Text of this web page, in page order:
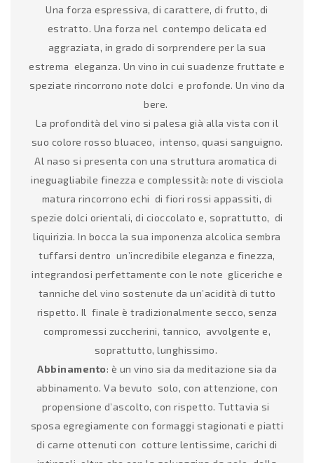
Una forza espressiva, di carattere, di frutto, di
estratto. Una forza nel contempo delicata ed
aggraziata, in grado di sorprendere per la sua
estrema eleganza. Un vino in cui suadenze fruttate e
speziate rincorrono note dolci e profonde. Un vino da
bere.
La profondità del vino si palesa già alla vista con il
suo colore rosso bluaceo, intenso, quasi sanguigno.
Al naso si presenta con una struttura aromatica di
ineguagliabile finezza e complessità: note di visciola
matura rincorrono echi di fiori rossi appassiti, di
spezie dolci orientali, di cioccolato e, soprattutto, di
liquirizia. In bocca la sua imponenza alcolica sembra
tuffarsi dentro un’incredibile eleganza e finezza,
integrandosi perfettamente con le note gliceriche e
tanniche del vino sostenute da un’acidità di tutto
rispetto. Il finale è tradizionalmente secco, senza
compromessi zuccherini, tannico, avvolgente e,
soprattutto, lunghissimo.
Abbinamento: è un vino sia da meditazione sia da
abbinamento. Va bevuto solo, con attenzione, con
propensione d’ascolto, con rispetto. Tuttavia si
sposa egregiamente con formaggi stagionati e piatti
di carne ottenuti con cotture lentissime, carichi di